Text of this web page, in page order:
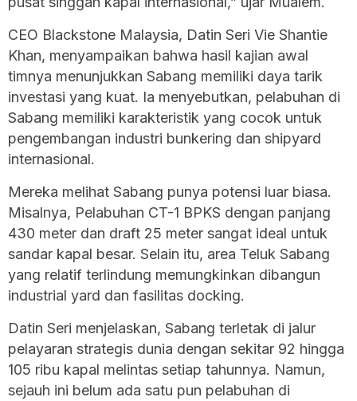
CEO Blackstone Malaysia, Datin Seri Vie Shantie
Khan, menyampaikan bahwa hasil kajian awal
timnya menunjukkan Sabang memiliki daya tarik
investasi yang kuat. Ia menyebutkan, pelabuhan di
Sabang memiliki karakteristik yang cocok untuk
pengembangan industri bunkering dan shipyard
internasional.
Mereka melihat Sabang punya potensi luar biasa.
Misalnya, Pelabuhan CT-1 BPKS dengan panjang
430 meter dan draft 25 meter sangat ideal untuk
sandar kapal besar. Selain itu, area Teluk Sabang
yang relatif terlindung memungkinkan dibangun
industrial yard dan fasilitas docking.
Datin Seri menjelaskan, Sabang terletak di jalur
pelayaran strategis dunia dengan sekitar 92 hingga
105 ribu kapal melintas setiap tahunnya. Namun,
sejauh ini belum ada satu pun pelabuhan di